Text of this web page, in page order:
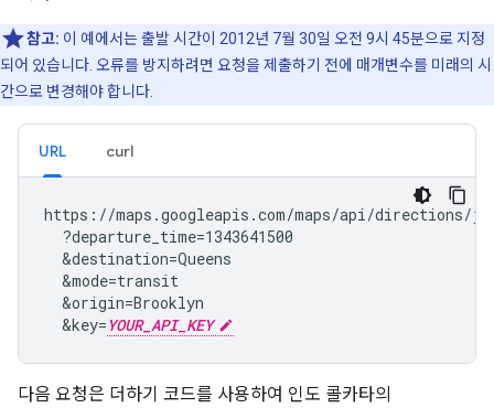
참고: 이 예에서는 출발 시간이 2012년 7월 30일 오전 9시 45분으로 지정
되어 있습니다. 오류를 방지하려면 요청을 제출하기 전에 매개변수를 미래의 시
간으로 변경해야 합니다.
URL curl
https://maps.googleapis.com/maps/api/directions/
  ?departure_time=1343641500
&destination=Queens
&mode=transit
&origin=Brooklyn
&key= YOUR_API_KEY
다음 요청은 더하기 코드를 사용하여 인도 콜카타의